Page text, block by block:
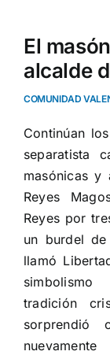
El
alcalde
COMUNIDAD
Continúan
separatista
masónicas y
Reyes
Reyes por
un burdel
llamó
tradición
sorprendió